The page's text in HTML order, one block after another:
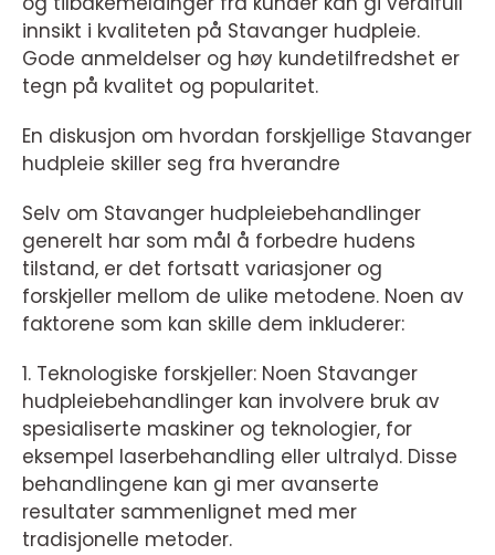
innsikt i kvaliteten på Stavanger hudpleie.
Gode anmeldelser og høy kundetilfredshet er
tegn på kvalitet og popularitet.
En diskusjon om hvordan forskjellige Stavanger
hudpleie skiller seg fra hverandre
Selv om Stavanger hudpleiebehandlinger
generelt har som mål å forbedre hudens
tilstand, er det fortsatt variasjoner og
forskjeller mellom de ulike metodene. Noen av
faktorene som kan skille dem inkluderer:
1. Teknologiske forskjeller: Noen Stavanger
hudpleiebehandlinger kan involvere bruk av
spesialiserte maskiner og teknologier, for
eksempel laserbehandling eller ultralyd. Disse
behandlingene kan gi mer avanserte
resultater sammenlignet med mer
tradisjonelle metoder.